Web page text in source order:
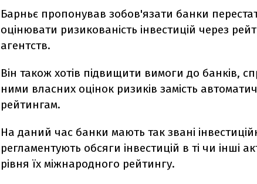
Барньє пропонував зобов'язати банки
оцінювати ризикованість інвестицій через
агентств.
Він також хотів підвищити вимоги до банків,
ними власних оцінок ризиків замість
рейтингам.
На даний час банки мають так звані
регламентують обсяги інвестицій в ті чи інші
рівня їх міжнародного рейтингу.